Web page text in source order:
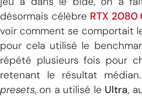
désormais célèbre RTX 2080
voir comment se comportait
pour cela utilisé le
répété plusieurs fois pour
retenant le résultat
presets, on a utilisé le Ultra,